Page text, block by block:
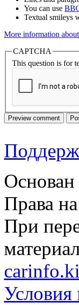
You can use
Textual smileys
More information
CAPTCHA
This question is for
Основан
Права
При
Условия